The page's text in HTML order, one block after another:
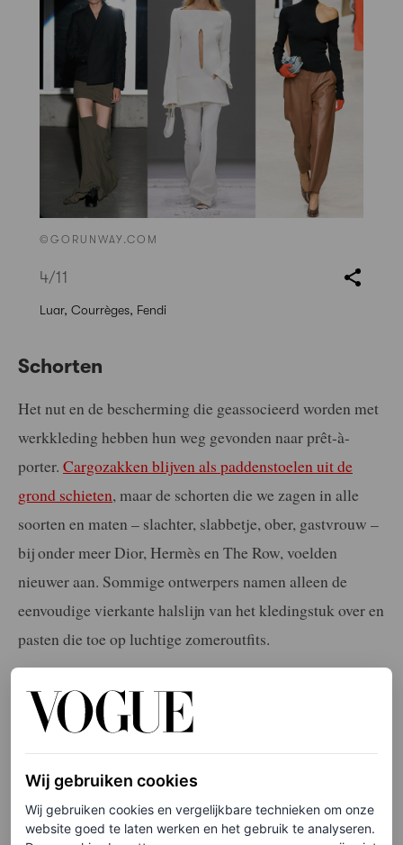
©GORUNWAY.COM
4/11
Luar, Courrèges, Fendi
Schorten
Het nut en de bescherming die geassocieerd worden met
werkkleding hebben hun weg gevonden naar prêt-à-
porter. Cargozakken blijven als paddenstoelen uit de
grond schieten, maar de schorten die we zagen in alle
soorten en maten – slachter, slabbetje, ober, gastvrouw –
bij onder meer Dior, Hermès en The Row, voelden
nieuwer aan. Sommige ontwerpers namen alleen de
eenvoudige vierkante halslijn van het kledingstuk over en
pasten die toe op luchtige zomeroutfits.
Wij gebruiken cookies
Wij gebruiken cookies en vergelijkbare technieken om onze
website goed te laten werken en het gebruik te analyseren.